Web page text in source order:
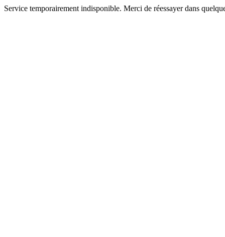
Service temporairement indisponible. Merci de réessayer dans